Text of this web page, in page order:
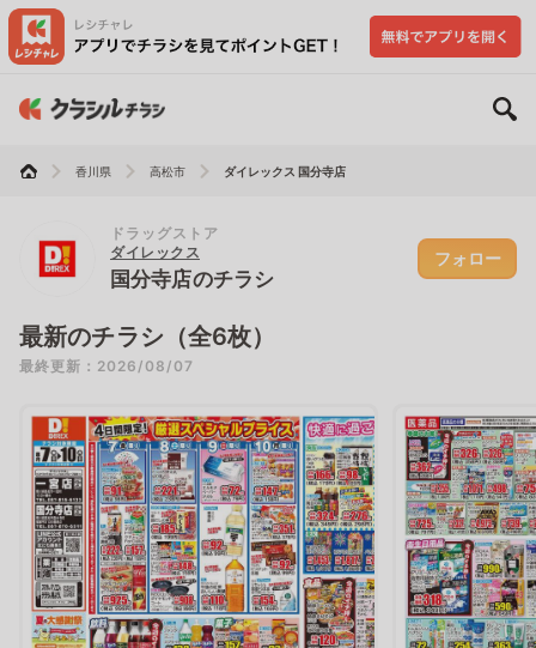
香川県 高松市 ダイレックス 国分寺店
ドラッグストア
ダイレックス
国分寺店のチラシ
フォロー
最新のチラシ（全6枚）
最終更新：2026/08/07